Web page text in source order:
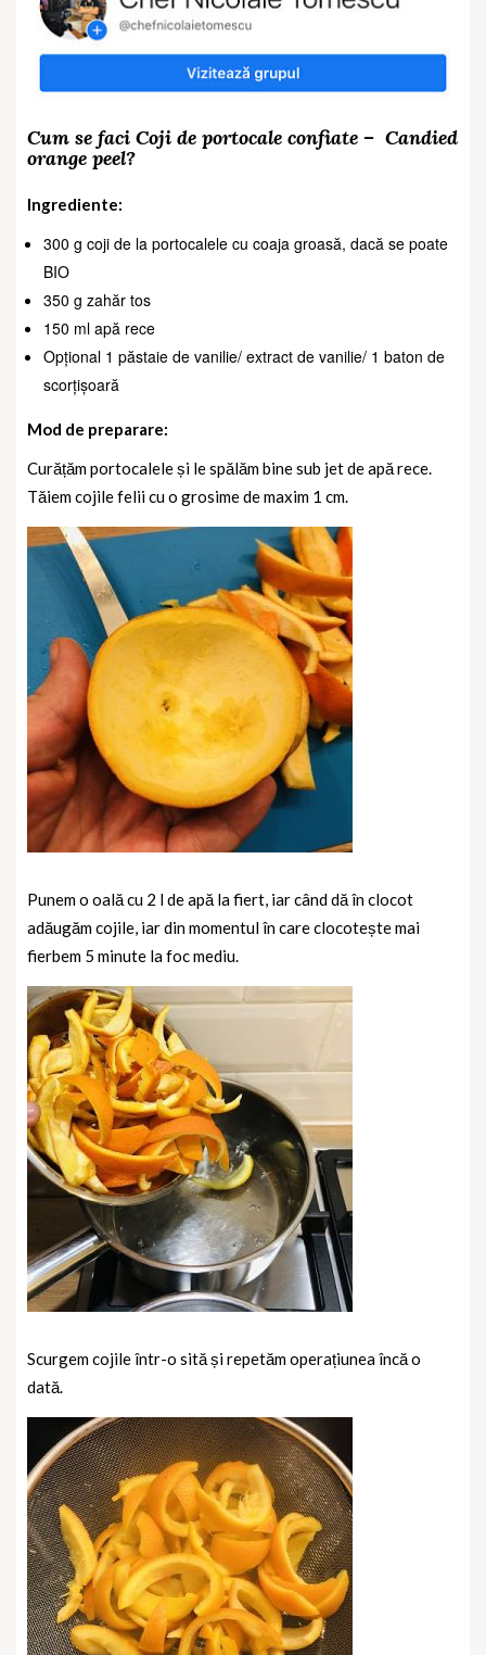
Cum se faci Coji de portocale confiate – Candied
orange peel?
Ingrediente:
300 g coji de la portocalele cu coaja groasă, dacă se poate
BIO
350 g zahăr tos
150 ml apă rece
Opțional 1 păstaie de vanilie/ extract de vanilie/ 1 baton de
scorțișoară
Mod de preparare:
Curățăm portocalele și le spălăm bine sub jet de apă rece.
Tăiem cojile felii cu o grosime de maxim 1 cm.
Punem o oală cu 2 l de apă la fiert, iar când dă în clocot
adăugăm cojile, iar din momentul în care clocotește mai
fierbem 5 minute la foc mediu.
Scurgem cojile într-o sită și repetăm operațiunea încă o
dată.